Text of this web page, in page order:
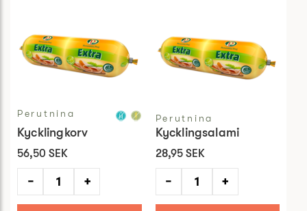
Perutnina
Kycklingkorv
56,50 SEK
− +
Perutnina
Kycklingsalami
28,95 SEK
− +